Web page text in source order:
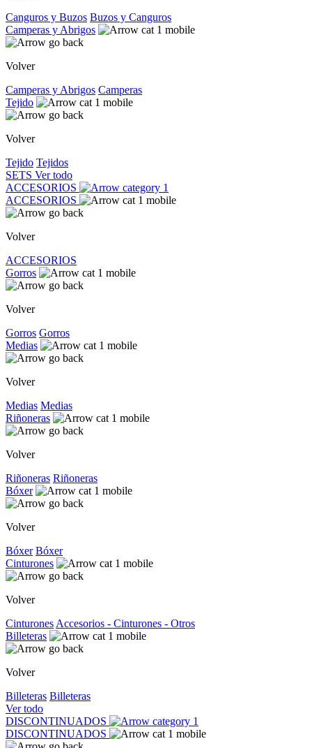
Canguros y Buzos Buzos y Canguros
Camperas y Abrigos
Volver
Camperas y Abrigos Camperas
Tejido
Volver
Tejido Tejidos
SETS Ver todo
ACCESORIOS
ACCESORIOS
Volver
ACCESORIOS
Gorros
Volver
Gorros Gorros
Medias
Volver
Medias Medias
Riñoneras
Volver
Riñoneras Riñoneras
Bóxer
Volver
Bóxer Bóxer
Cinturones
Volver
Cinturones Accesorios - Cinturones - Otros
Billeteras
Volver
Billeteras Billeteras
Ver todo
DISCONTINUADOS
DISCONTINUADOS